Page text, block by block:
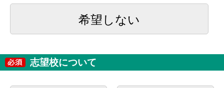
希望しない
志望校について